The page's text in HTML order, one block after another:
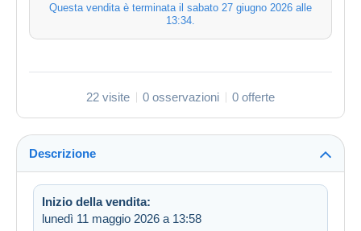
Questa vendita è terminata il sabato 27 giugno 2026 alle
13:34.
22 visite 0 osservazioni 0 offerte
Descrizione
Inizio della vendita:
lunedì 11 maggio 2026 a 13:58